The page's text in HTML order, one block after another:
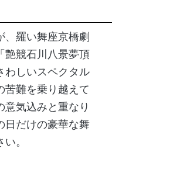
羅い舞座京橋劇
艶競石川八景夢頂
わしいスペクタル
苦難を乗り越えて
意気込みと重なり
日だけの豪華な舞
。